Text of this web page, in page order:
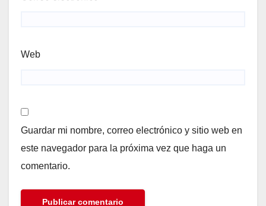
Web
Guardar mi nombre, correo electrónico y sitio web en
este navegador para la próxima vez que haga un
comentario.